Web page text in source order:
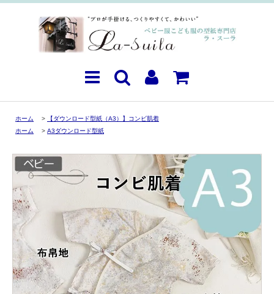
ホーム >
【ダウンロード型紙（A3）】コンビ肌着
ホーム
> A3ダウンロード型紙